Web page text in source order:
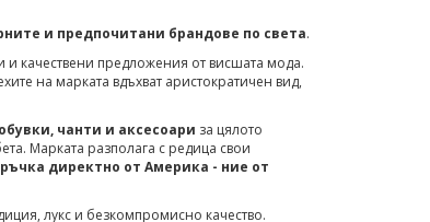
и предпочитани брандове по света.
и качествени предложения от висшата мода.
на марката вдъхват аристократичен вид,
чанти и аксесоари за цялото
Марката разполага с редица свои
директно от Америка - ние от
лукс и безкомпромисно качество.